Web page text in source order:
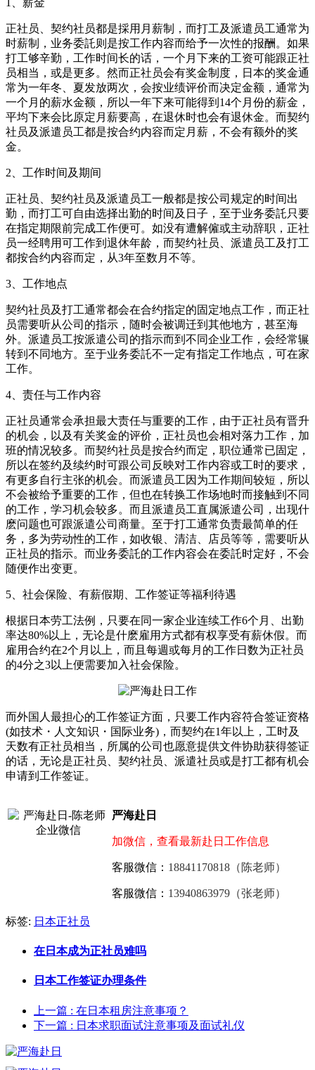
正社员、契约社员都是採用月薪制，而打工及派遣员工通常为
时薪制，业务委託则是按工作内容而给予一次性的报酬。如果
打工够辛勤，工作时间长的话，一个月下来的工资可能跟正社
员相当，或是更多。然而正社员会有奖金制度，日本的奖金通
常为一年冬、夏发放两次，会按业绩评价而决定金额，通常为
一个月的薪水金额，所以一年下来可能得到14个月份的薪金，
平均下来会比原定月薪要高，在退休时也会有退休金。而契约
社员及派遣员工都是按合约内容而定月薪，不会有额外的奖
金。
2、工作时间及期间
正社员、契约社员及派遣员工一般都是按公司规定的时间出
勤，而打工可自由选择出勤的时间及日子，至于业务委託只要
在指定期限前完成工作便可。如没有遭解僱或主动辞职，正社
员一经聘用可工作到退休年龄，而契约社员、派遣员工及打工
都按合约内容而定，从3年至数月不等。
3、工作地点
契约社员及打工通常都会在合约指定的固定地点工作，而正社
员需要听从公司的指示，随时会被调迁到其他地方，甚至海
外。派遣员工按派遣公司的指示而到不同企业工作，会经常辗
转到不同地方。至于业务委託不一定有指定工作地点，可在家
工作。
4、责任与工作内容
正社员通常会承担最大责任与重要的工作，由于正社员有晋升
的机会，以及有关奖金的评价，正社员也会相对落力工作，加
班的情况较多。而契约社员是按合约而定，职位通常已固定，
所以在签约及续约时可跟公司反映对工作内容或工时的要求，
有更多自行主张的机会。而派遣员工因为工作期间较短，所以
不会被给予重要的工作，但也在转换工作场地时而接触到不同
的工作，学习机会较多。而且派遣员工直属派遣公司，出现什
麽问题也可跟派遣公司商量。至于打工通常负责最简单的任
务，多为劳动性的工作，如收银、清洁、店员等等，需要听从
正社员的指示。而业务委託的工作内容会在委託时定好，不会
随便作出变更。
5、社会保险、有薪假期、工作签证等福利待遇
根据日本劳工法例，只要在同一家企业连续工作6个月、出勤
率达80%以上，无论是什麽雇用方式都有权享受有薪休假。而
雇用合约在2个月以上，而且每週或每月的工作日数为正社员
的4分之3以上便需要加入社会保险。
而外国人最担心的工作签证方面，只要工作内容符合签证资格
(如技术・人文知识・国际业务)，而契约在1年以上，工时及
天数有正社员相当，所属的公司也愿意提供文件协助获得签证
的话，无论是正社员、契约社员、派遣社员或是打工都有机会
申请到工作签证。
严海赴日
加微信，查看最新赴日工作信息
客服微信： 18841170818（陈老师）
客服微信： 13940863979（张老师）
标签: 日本正社员
在日本成为正社员难吗
日本工作签证办理条件
上一篇 : 在日本租房注意事项？
下一篇 : 日本求职面试注意事项及面试礼仪